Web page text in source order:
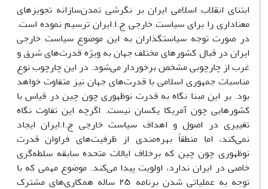
ابتنای انقلاب اسلامی ایران بر نگرشی تمدن‌سازانه تجویزهای
معناداری را برای سیاست خارجی ج.ا.ایران ترسیم نموده است.
در صورت توجه سیاستگذاران به این موضوع سیاست خارجی
ایران در قبال کشورهای مختلف جهان به ویژه قدرت‌های شرق و
غرب از چارچوبی مشخص برخوردار می‌شود. در این چارچوب نوع
مناسبات جمهوری اسلامی با قدرت‌های جهان نیز متفاوت خواهد
بود. بر این مبنا نگاه به قدرت نوظهوری چون چین در قیاس با
کشورهایی چون آمریکا یکسان نیست. اگرچه این تفاوت نگاه
تغییری در اصول و اهداف سیاست خارجی ج.ا.ایران ایجاد
نمی‌کند، اما منطقاً بهره‌مندی از ظرفیت‌های فراوان قدرت
نوظهوری چون چین که برخلاف ایالات متحده سابقه سلطه‌گری‌
خاصی در ایران ندارد، اولویت پیدا می‌کند. موضوع مهمی که با
توجه به عملیاتی شدن برنامه ۲۵ ساله همکاری‌های مشترک